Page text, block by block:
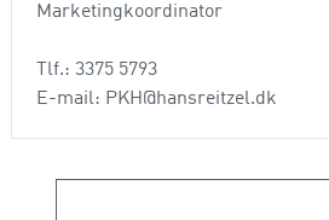
Marketingkoordinator
Tlf.: 3375 5793
E-mail: PKH@hansreitzel.dk